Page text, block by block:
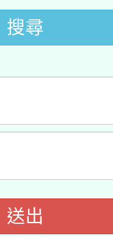
大學辦
施計畫
搜尋
送出